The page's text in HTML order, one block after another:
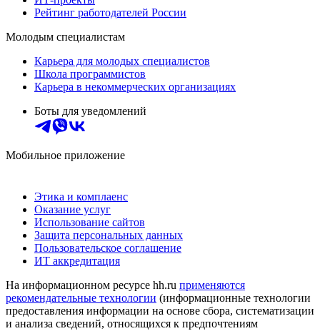
Рейтинг работодателей России
Молодым специалистам
Карьера для молодых специалистов
Школа программистов
Карьера в некоммерческих организациях
Боты для уведомлений
Мобильное приложение
Этика и комплаенс
Оказание услуг
Использование сайтов
Защита персональных данных
Пользовательское соглашение
ИТ аккредитация
На информационном ресурсе hh.ru применяются
рекомендательные технологии (информационные технологии
предоставления информации на основе сбора, систематизации
и анализа сведений, относящихся к предпочтениям